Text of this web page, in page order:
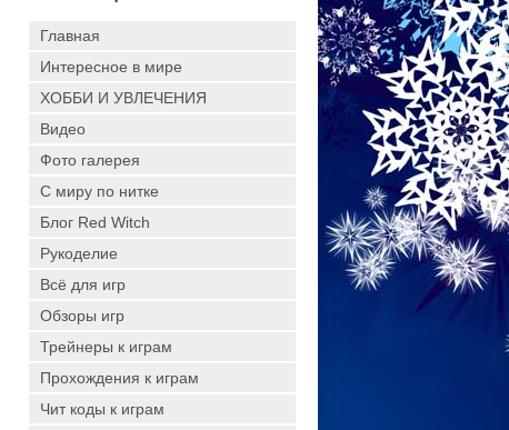
Главная
Интересное в мире
ХОББИ И УВЛЕЧЕНИЯ
Видео
Фото галерея
С миру по нитке
Блог Red Witch
Рукоделие
Всё для игр
Обзоры игр
Трейнеры к играм
Прохождения к играм
Чит коды к играм